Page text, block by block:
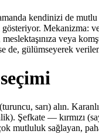
kendinizi de
gösteriyor.
veya
de, gülümseyerek
sarı) alın.
Şefkate — kırmızı
mutluluk sağlayan,